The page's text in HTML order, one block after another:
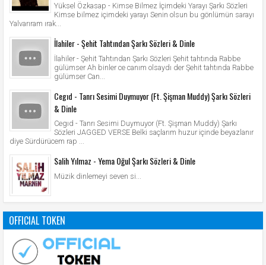
Yüksel Özkasap - Kimse Bilmez İçimdeki Yarayı Şarkı Sözleri
Kimse bilmez içimdeki yarayı Senin olsun bu gönlümün sarayı
Yalvarıram ırak...
İlahiler - Şehit Tahtından Şarkı Sözleri & Dinle
İlahiler - Şehit Tahtından Şarkı Sözleri Şehit tahtında Rabbe
gülümser Ah binler ce canım olsaydı der Şehit tahtında Rabbe
gülümser Can...
Cegıd - Tanrı Sesimi Duymuyor (Ft. Şişman Muddy) Şarkı Sözleri
& Dinle
Cegıd - Tanrı Sesimi Duymuyor (Ft. Şişman Muddy) Şarkı
Sözleri JAGGED VERSE Belki saçlarım huzur içinde beyazlanır
diye Sürdürücem rap ...
Salih Yılmaz - Yema Oğul Şarkı Sözleri & Dinle
Müzik dinlemeyi seven si...
OFFICIAL TOKEN